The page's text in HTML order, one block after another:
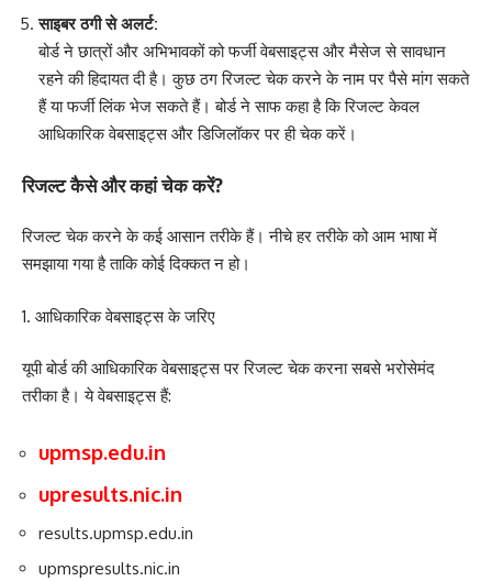
साइबर ठगी से अलर्ट:
बोर्ड ने छात्रों और अभिभावकों को फर्जी वेबसाइट्स और मैसेज से सावधान
रहने की हिदायत दी है। कुछ ठग रिजल्ट चेक करने के नाम पर पैसे मांग सकते
हैं या फर्जी लिंक भेज सकते हैं। बोर्ड ने साफ कहा है कि रिजल्ट केवल
आधिकारिक वेबसाइट्स और डिजिलॉकर पर ही चेक करें।
रिजल्ट कैसे और कहां चेक करें?
रिजल्ट चेक करने के कई आसान तरीके हैं। नीचे हर तरीके को आम भाषा में
समझाया गया है ताकि कोई दिक्कत न हो।
1. आधिकारिक वेबसाइट्स के जरिए
यूपी बोर्ड की आधिकारिक वेबसाइट्स पर रिजल्ट चेक करना सबसे भरोसेमंद
तरीका है। ये वेबसाइट्स हैं:
upmsp.edu.in
upresults.nic.in
results.upmsp.edu.in
upmspresults.nic.in